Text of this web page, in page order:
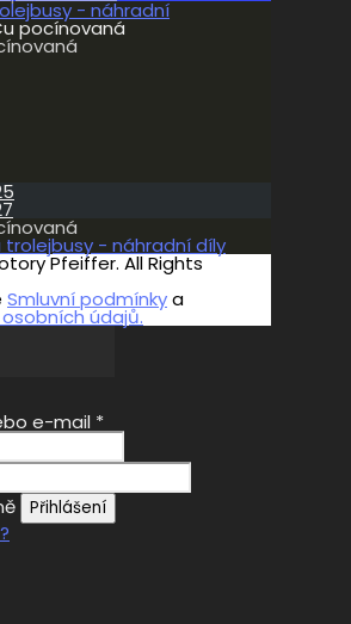
- náhradní
pocínovaná
trolejbusy - náhradní díly
Pfeiffer. All Rights
Smluvní podmínkya
údajů.
e-mail *
Přihlášení